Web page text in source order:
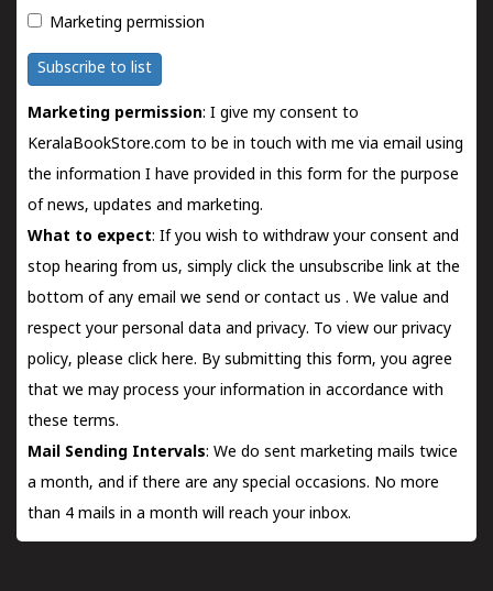
Marketing permission
Subscribe to list
Marketing permission: I give my consent to
KeralaBookStore.com to be in touch with me via email using
the information I have provided in this form for the purpose
of news, updates and marketing.
What to expect: If you wish to withdraw your consent and
stop hearing from us, simply click the unsubscribe link at the
bottom of any email we send orcontact us . We value and
respect your personal data and privacy. To view our privacy
policy, please click here. By submitting this form, you agree
that we may process your information in accordance with
these terms.
Mail Sending Intervals: We do sent marketing mails twice
a month, and if there are any special occasions. No more
than 4 mails in a month will reach your inbox.